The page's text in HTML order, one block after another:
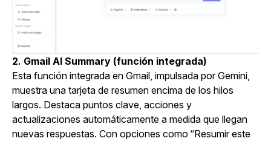
2. Gmail AI Summary (función integrada)
Esta función integrada en Gmail, impulsada por Gemini,
muestra una tarjeta de resumen encima de los hilos
largos. Destaca puntos clave, acciones y
actualizaciones automáticamente a medida que llegan
nuevas respuestas. Con opciones como “Resumir este